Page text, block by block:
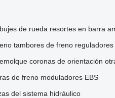
bujes de rueda resortes en barra
tambores de freno
coronas de orientación
de freno moduladores EBS
del sistema hidráulico